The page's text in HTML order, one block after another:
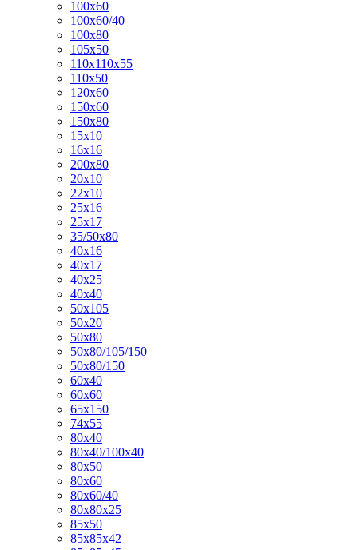
100х60
100х60/40
100х80
105х50
110х110х55
110х50
120х60
150х60
150х80
15х10
16х16
200х80
20х10
22х10
25х16
25х17
35/50х80
40х16
40х17
40х25
40х40
50х105
50х20
50х80
50х80/105/150
50х80/150
60х40
60х60
65х150
74х55
80х40
80х40/100х40
80х50
80х60
80х60/40
80х80х25
85х50
85х85х42